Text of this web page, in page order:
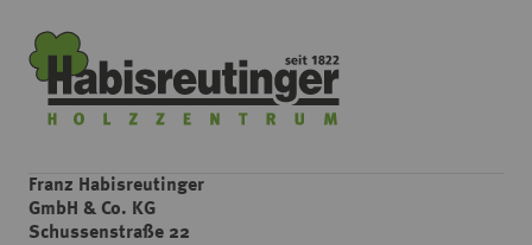
Franz Habisreutinger
GmbH & Co. KG
Schussenstraße 22